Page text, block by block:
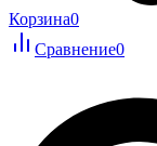
Корзина0
Сравнение0